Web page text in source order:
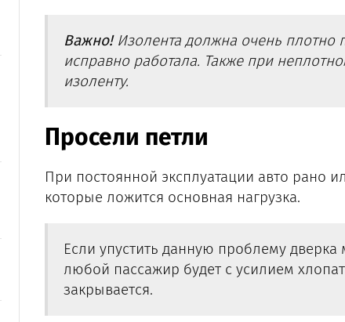
Важно! Изолента должна очень плотно
исправно работала. Также при
изоленту.
Просели петли
При постоянной эксплуатации авто рано
которые ложится основная нагрузка.
Если упустить данную проблему дверка
любой пассажир будет с усилием
закрывается.